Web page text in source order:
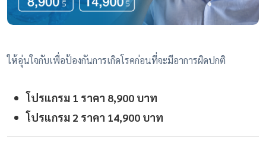
ให้อุ่นใจกับเพื่อป้องกันการเกิดโรคก่อนที่จะมีอาการผิดปกติ
โปรแกรม 1 ราคา 8,900 บาท
โปรแกรม 2 ราคา 14,900 บาท